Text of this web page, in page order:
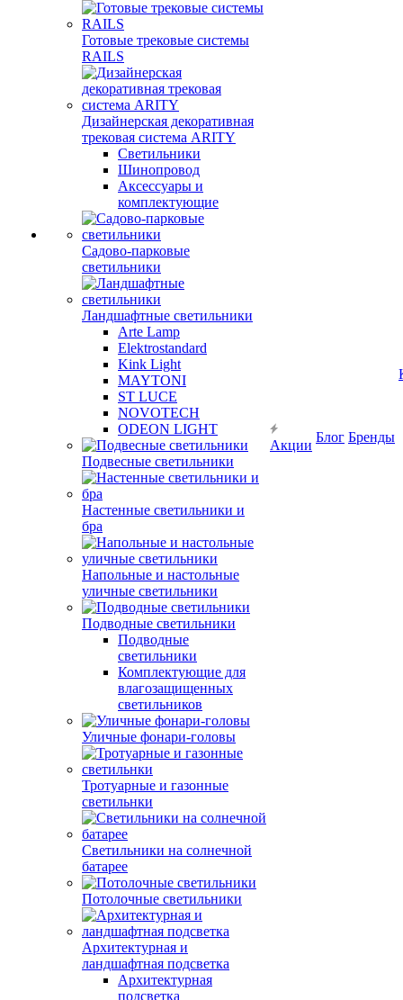
Готовые трековые системы
RAILS
Дизайнерская декоративная
трековая система ARITY
Светильники
Шинопровод
Аксессуары и
комплектующие
Садово-парковые
светильники
Ландшафтные светильники
Arte Lamp
Elektrostandard
Kink Light
MAYTONI
ST LUCE
NOVOTECH
ODEON LIGHT
Подвесные светильники
Настенные светильники и
бра
Напольные и настольные
уличные светильники
Подводные светильники
Подводные
светильники
Комплектующие для
влагозащищенных
светильников
Уличные фонари-головы
Тротуарные и газонные
светильнки
Светильники на солнечной
батарее
Потолочные светильники
Архитектурная и
ландшафтная подсветка
Архитектурная
подсветка
Акции
Блог Бренды